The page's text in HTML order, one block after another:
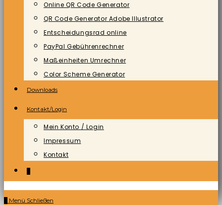
Online QR Code Generator
QR Code Generator Adobe Illustrator
Entscheidungsrad online
PayPal Gebührenrechner
Maßeinheiten Umrechner
Color Scheme Generator
Downloads
Kontakt/Login
Mein Konto / Login
Impressum
Kontakt
Menü Schließen